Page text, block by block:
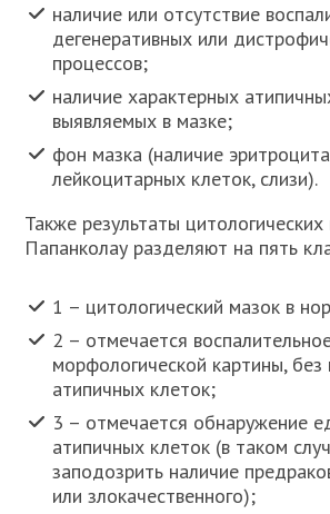
наличие или отсутствие
дегенеративных или
процессов;
наличие характерных
выявляемых в мазке;
фон мазка (наличие
лейкоцитарных клеток, слизи).
Также результаты
Папанколау разделяют на пять
1 – цитологический мазок в
2 – отмечается
морфологической картины, без
атипичных клеток;
3 – отмечается обнаружение
атипичных клеток (в таком
заподозрить наличие
или злокачественного);